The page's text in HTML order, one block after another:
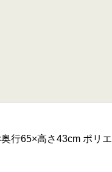
行65×高さ43cm ポリエ